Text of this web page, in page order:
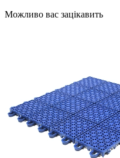
Можливо вас зацікавить